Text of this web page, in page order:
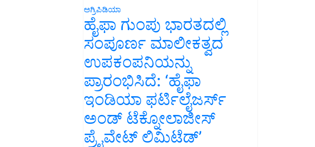
ಅಗ್ರಿಪಿಡಿಯಾ
ಹೈಫಾ ಗುಂಪು ಭಾರತದಲ್ಲಿ
ಸಂಪೂರ್ಣ ಮಾಲೀಕತ್ವದ
ಉಪಕಂಪನಿಯನ್ನು
ಪ್ರಾರಂಭಿಸಿದೆ: ‘ಹೈಫಾ
ಇಂಡಿಯಾ ಫರ್ಟಿಲೈಜರ್ಸ್
ಅಂಡ್ ಟೆಕ್ನೋಲಾಜೀಸ್
ಪ್ರೈವೇಟ್ ಲಿಮಿಟೆಡ್’